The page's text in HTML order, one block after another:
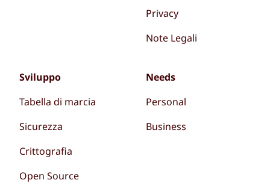
Privacy
Note Legali
Sviluppo
Tabella di marcia
Sicurezza
Crittografia
Open Source
Needs
Personal
Business